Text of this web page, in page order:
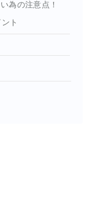
為の注意点！
ト